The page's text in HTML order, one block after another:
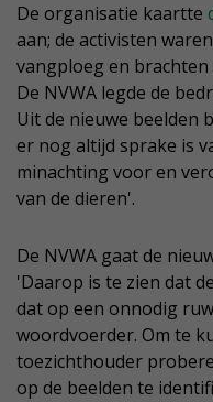
De organisatie kaartte
aan; de activisten
vangploeg en
De NVWA legde de
Uit de nieuwe beelden
er nog altijd sprake is
minachting voor en
van de dieren'.
De NVWA gaat de
'Daarop is te zien dat
dat op een onnodig
woordvoerder. Om te
toezichthouder
op de beelden te